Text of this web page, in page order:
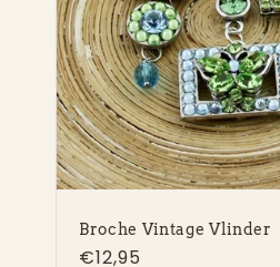
:
Broche Vintage Vlinder
Normale
€12,95